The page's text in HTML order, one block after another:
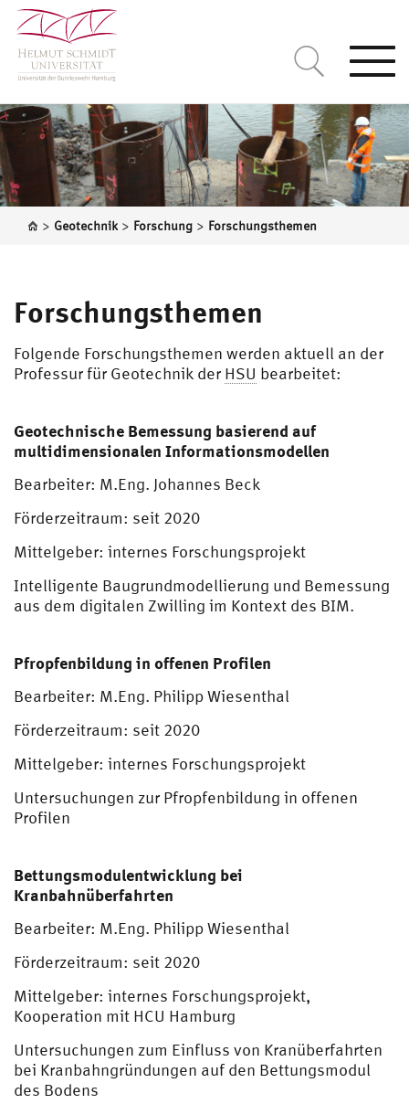
> Geotechnik > Forschung > Forschungsthemen
Forschungsthemen
Folgende Forschungsthemen werden aktuell an der
Professur für Geotechnik der HSU bearbeitet:
Geotechnische Bemessung basierend auf
multidimensionalen Informationsmodellen
Bearbeiter: M.Eng. Johannes Beck
Förderzeitraum: seit 2020
Mittelgeber: internes Forschungsprojekt
Intelligente Baugrundmodellierung und Bemessung
aus dem digitalen Zwilling im Kontext des BIM.
Pfropfenbildung in offenen Profilen
Bearbeiter: M.Eng. Philipp Wiesenthal
Förderzeitraum: seit 2020
Mittelgeber: internes Forschungsprojekt
Untersuchungen zur Pfropfenbildung in offenen
Profilen
Bettungsmodulentwicklung bei
Kranbahnüberfahrten
Bearbeiter: M.Eng. Philipp Wiesenthal
Förderzeitraum: seit 2020
Mittelgeber: internes Forschungsprojekt,
Kooperation mit HCU Hamburg
Untersuchungen zum Einfluss von Kranüberfahrten
bei Kranbahngründungen auf den Bettungsmodul
des Bodens